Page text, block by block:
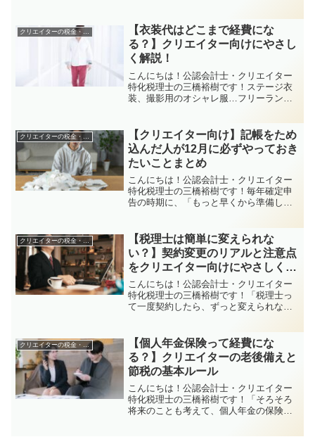
いった質問をよくいただきます。また、
ほかのクリエイターさんか...
クリエイターの税金・申告関係
【衣装代はどこまで経費にな
る？】クリエイター向けにやさし
く解説！
こんにちは！公認会計士・クリエイター
特化税理士の三橋裕樹です！ステージ衣
装、撮影用のオシャレ服…フリーランス
お洋服ってプライベートでも着るし、
「事業に必要ではあるんだけ...
【クリエイター向け】記帳をため
込んだ人が12月に必ずやっておき
たいことまとめ
こんにちは！公認会計士・クリエイター
特化税理士の三橋裕樹です！毎年確定申
告の時期に、「もっと早くから準備して
んだかんだ日中はお仕事が忙しかった
り、夜には体力が残っていな...
クリエイターの税金・申告関係
【税理士は簡単に変えられな
い？】契約変更のリアルと注意点
をクリエイター向けにやさしく解
説
こんにちは！公認会計士・クリエイター
特化税理士の三橋裕樹です！「税理士っ
て一度契約したら、ずっと変えられない
個人事業主のクリエイターさんからたま
に聞きます。この記事は、...
クリエイターの税金・申告関係
【個人年金保険って経費にな
る？】クリエイターの老後備えと
節税の基本ルール
こんにちは！公認会計士・クリエイター
特化税理士の三橋裕樹です！「そろそろ
将来のことも考えて、個人年金の保険に